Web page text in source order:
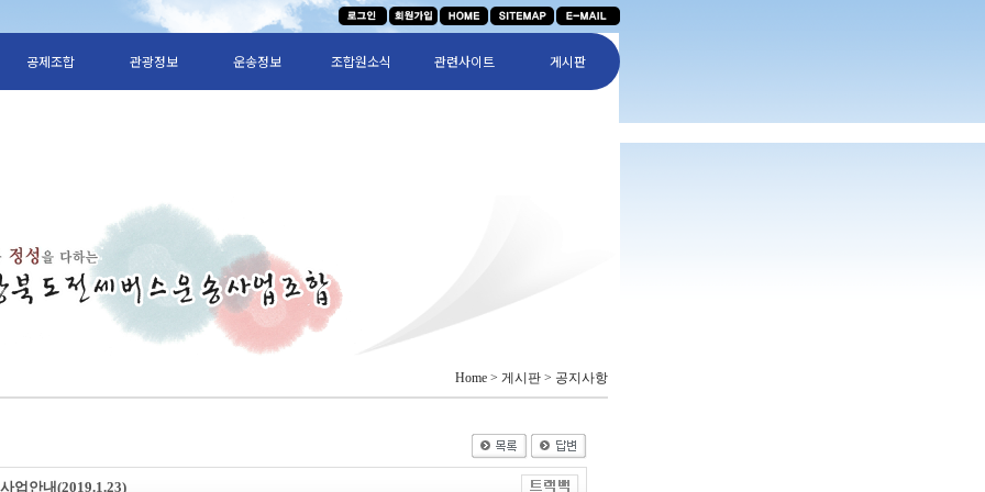
공제조합 관광정보 운송정보 조합원소식 관련사이트 게시판
Home > 게시판 > 공지사항
업안내(2019.1.23)